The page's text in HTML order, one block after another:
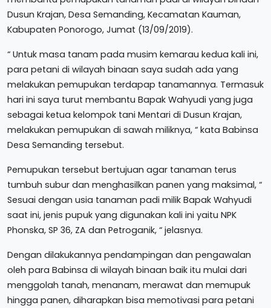
Dusun Krajan, Desa Semanding, Kecamatan Kauman,
Kabupaten Ponorogo, Jumat (13/09/2019).
“ Untuk masa tanam pada musim kemarau kedua kali ini,
para petani di wilayah binaan saya sudah ada yang
melakukan pemupukan terdapap tanamannya. Termasuk
hari ini saya turut membantu Bapak Wahyudi yang juga
sebagai ketua kelompok tani Mentari di Dusun Krajan,
melakukan pemupukan di sawah miliknya, “ kata Babinsa
Desa Semanding tersebut.
Pemupukan tersebut bertujuan agar tanaman terus
tumbuh subur dan menghasilkan panen yang maksimal, “
Sesuai dengan usia tanaman padi milik Bapak Wahyudi
saat ini, jenis pupuk yang digunakan kali ini yaitu NPK
Phonska, SP 36, ZA dan Petroganik, “ jelasnya.
Dengan dilakukannya pendampingan dan pengawalan
oleh para Babinsa di wilayah binaan baik itu mulai dari
menggolah tanah, menanam, merawat dan memupuk
hingga panen, diharapkan bisa memotivasi para petani